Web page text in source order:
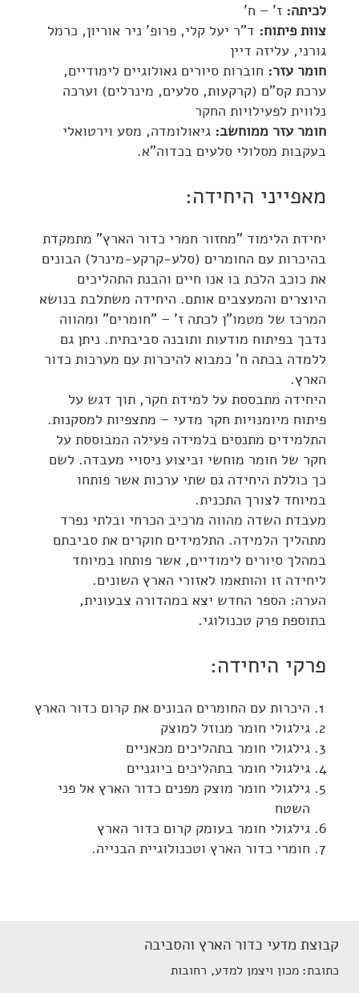
לכיתה: ז' – ח'
צוות פיתוח: ד"ר יעל קלי, פרופ' ניר אוריון, כרמל
גורני, עליזה דיין
חומר עזר: חוברות סיורים גאולוגיים לימודיים,
ערכת קס"ם (קרקעות, סלעים, מינרלים) וערכה
נלווית לפעילויות החקר
חומר עזר ממוחשב: גיאולומדה, מסע וירטואלי
בעקבות מסלולי סלעים בכדוה"א.
מאפייני היחידה:
יחידת הלימוד "מחזור חמרי כדור הארץ" מתמקדת
בהיכרות עם החומרים (סלע-קרקע-מינרל) הבונים
את כוכב הלכת בו אנו חיים והבנת התהליכים
היוצרים והמעצבים אותם. היחידה משתלבת בנושא
המרכז של מטמו"ן לכתה ז' – "חומרים" ומהווה
נדבך בפיתוח מודעות ותובנה סביבתית. ניתן גם
ללמדה בכתה ח' כמבוא להיכרות עם מערכות כדור
הארץ.
היחידה מתבססת על למידת חקר, תוך דגש על
פיתוח מיומנויות חקר מדעי – מתצפיות למסקנות.
התלמידים מתנסים בלמידה פעילה המבוססת על
חקר של חומר מוחשי וביצוע ניסויי מעבדה. לשם
כך כוללת היחידה גם שתי ערכות אשר פותחו
במיוחד לצורך התכנית.
מעבדת השדה מהווה מרכיב הכרחי ובלתי נפרד
מתהליך הלמידה. התלמידים חוקרים את סביבתם
במהלך סיורים לימודיים, אשר פותחו במיוחד
ליחידה זו והותאמו לאזורי הארץ השונים.
הערה: הספר החדש יצא במהדורה צבעונית,
בתוספת פרק טכנולוגי.
פרקי היחידה:
היכרות עם החומרים הבונים את קרום כדור הארץ
גילגולי חומר מנוזל למוצק
גילגולי חומר בתהליכים מכאניים
גילגולי חומר בתהליכים ביוגניים
גילגולי חומר מוצק מפנים כדור הארץ אל פני
השטח
גילגולי חומר בעומק קרום כדור הארץ
חומרי כדור הארץ וטכנולוגיית הבנייה.
קבוצת מדעי כדור הארץ והסביבה
כתובת מכון ויצמן למדע, רחובות